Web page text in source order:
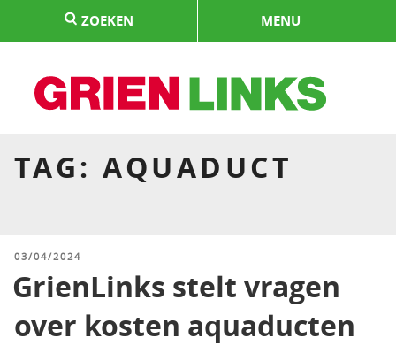
springen
ZOEKEN MENU
TAG:AQUADUCT
GEPLAATST
03/04/2024
GrienLinks stelt vragen
over kosten aquaducten